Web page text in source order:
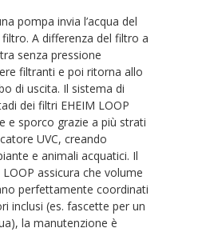
pompa invia l’acqua del
A differenza del filtro a
senza pressione
filtranti e poi ritorna allo
di uscita. Il sistema di
dei filtri EHEIM LOOP
e sporco grazie a più strati
UVC, creando
e animali acquatici. Il
assicura che volume
perfettamente coordinati
inclusi (es. fascette per un
la manutenzione è